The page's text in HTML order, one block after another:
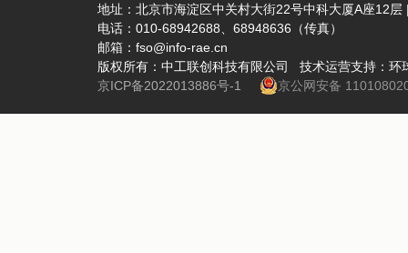
地址：北京市海淀区中关村大街22号中科大厦A座12层
电话：010-68942688、68948636（传真）
邮箱：fso@info-rae.cn
版权所有：中工联创科技有限公司 技术运营支持：
京ICP备2022013886号-1
京公网安备